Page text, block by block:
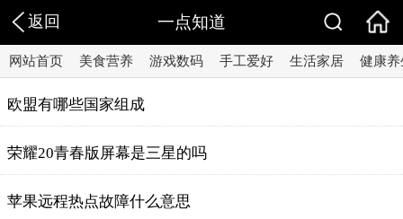
返回 一点知道
网站首页 美食营养 游戏数码 手工爱好 生活家居 健康养
欧盟有哪些国家组成
荣耀20青春版屏幕是三星的吗
苹果远程热点故障什么意思